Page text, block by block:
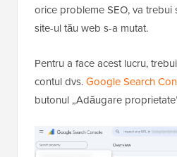
orice probleme SEO, va
site-ul tău web s-a mutat.
Pentru a face acest lucru,
contul dvs.Google Search
butonul „Adăugare